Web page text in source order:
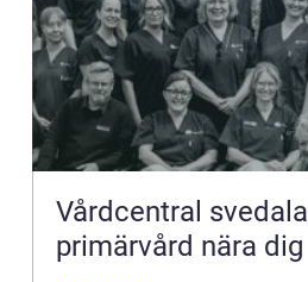
Vårdcentral svedala trygg
primärvård nära dig